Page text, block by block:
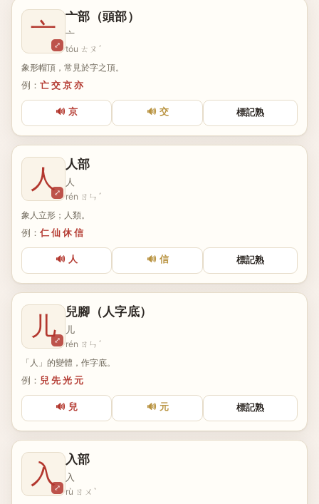
亠⤢
亠部（頭部）
亠
tóu ㄊㄡˊ
象形帽頂，常見於字之頂。
例： 亡 交 京 亦
🔊 京 🔊 交 標記熟
人⤢
人部
人
rén ㄖㄣˊ
象人立形；人類。
例： 仁 仙 休 信
🔊 人 🔊 信 標記熟
儿⤢
兒腳（人字底）
儿
rén ㄖㄣˊ
「人」的變體，作字底。
例： 兒 先 光 元
🔊 兒 🔊 元 標記熟
入⤢
入部
入
rù ㄖㄨˋ